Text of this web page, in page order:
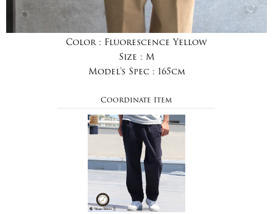
Color : Fluorescence Yellow
Size : M
Model's Spec : 165cm
Coordinate Item